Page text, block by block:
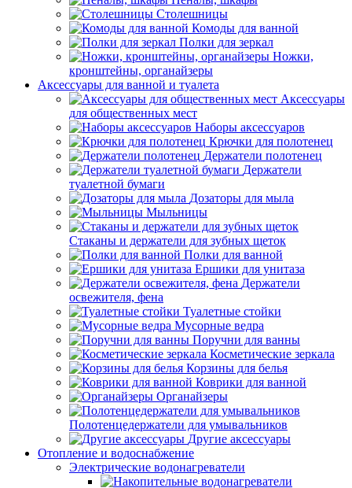
Столешницы
Комоды для ванной
Полки для зеркал
Ножки,
кронштейны, органайзеры
Аксессуары для ванной и туалета
Аксессуары
для общественных мест
Наборы аксессуаров
Крючки для полотенец
Держатели полотенец
Держатели
туалетной бумаги
Дозаторы для мыла
Мыльницы
Стаканы и держатели для зубных щеток
Полки для ванной
Ершики для унитаза
Держатели
освежителя, фена
Туалетные стойки
Мусорные ведра
Поручни для ванны
Косметические зеркала
Корзины для белья
Коврики для ванной
Органайзеры
Полотенцедержатели для умывальников
Другие аксессуары
Отопление и водоснабжение
Электрические водонагреватели